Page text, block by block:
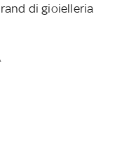
di gioielleria